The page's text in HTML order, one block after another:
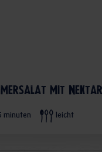
mit
minuten leicht